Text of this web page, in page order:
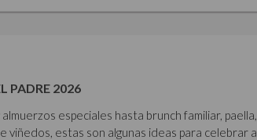
PADRE 2026
especiales hasta brunch familiar, paella,
viñedos, estas son algunas ideas para celebrar a